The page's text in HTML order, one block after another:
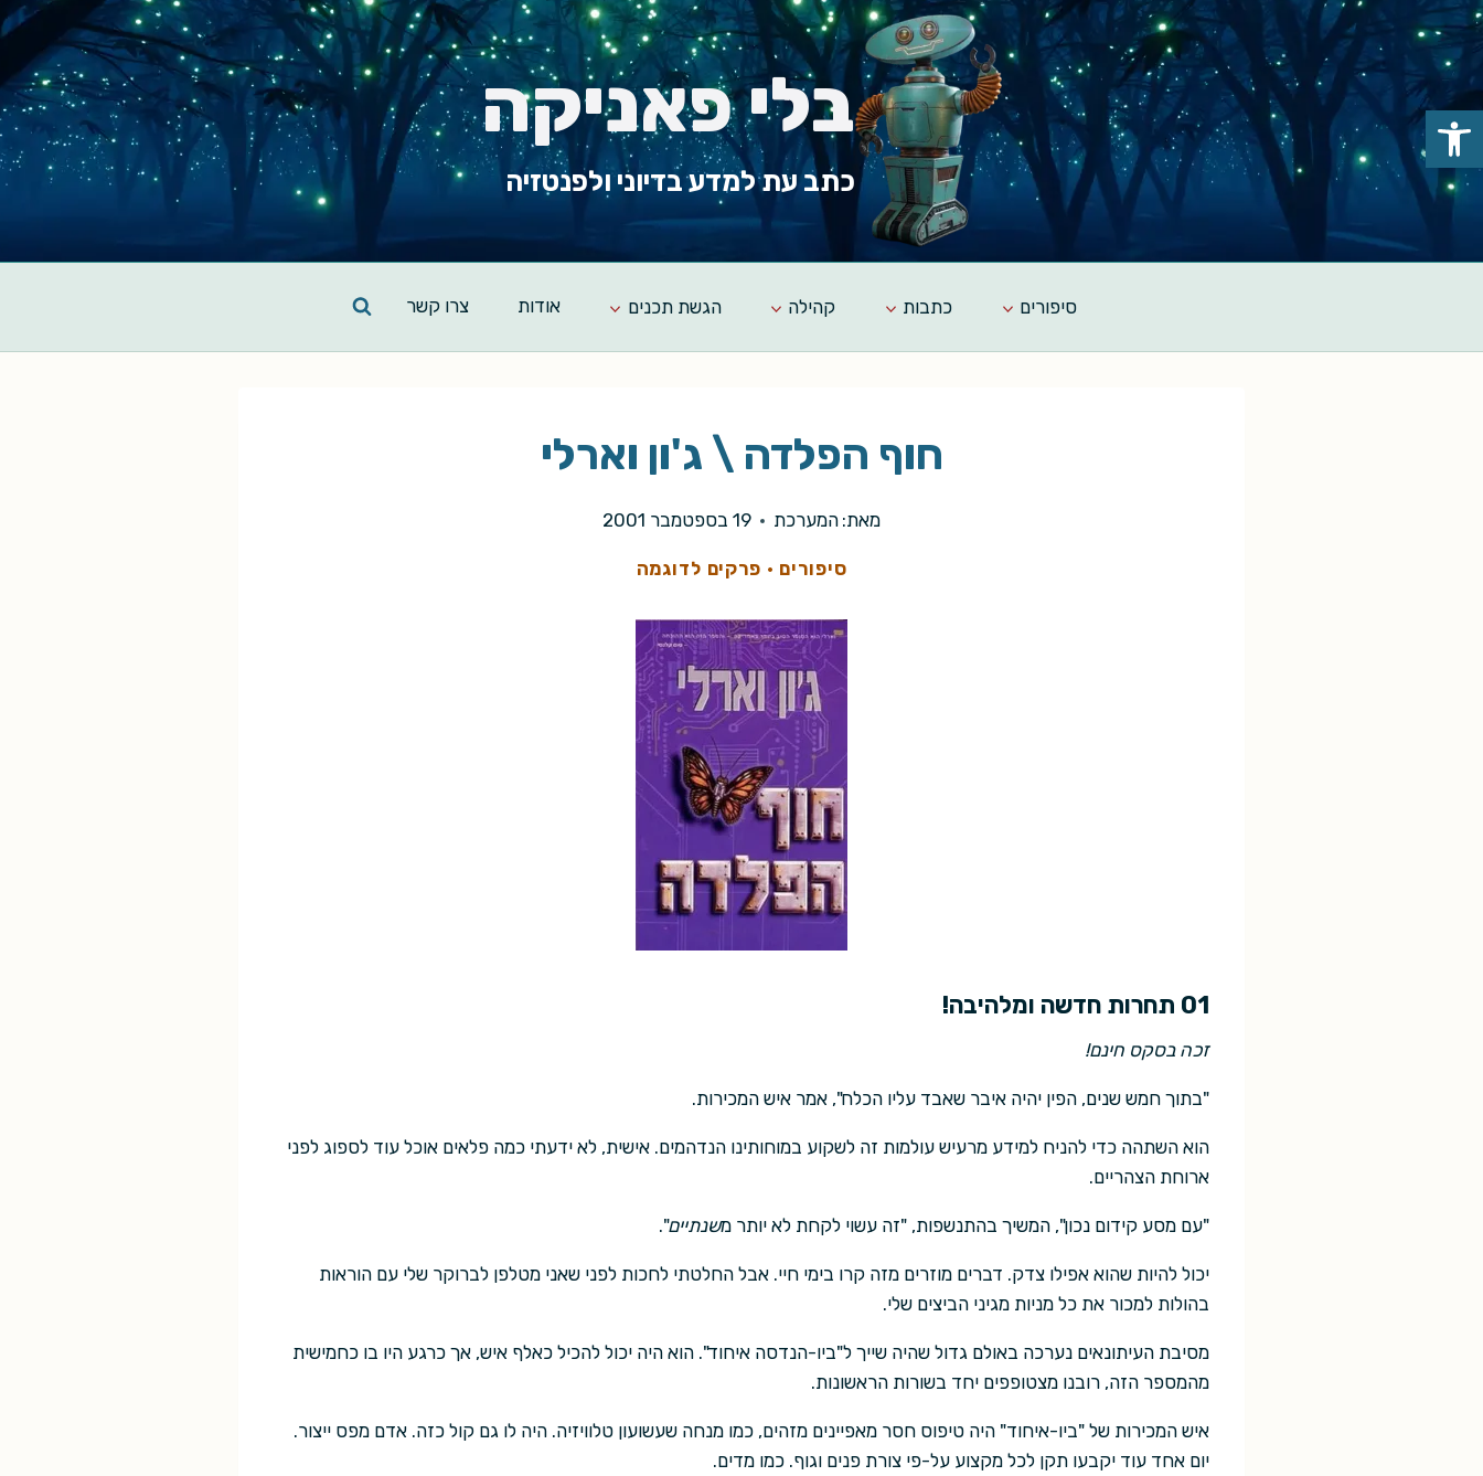
Skip
content
בלי פאניקה
כתב עת למדע בדיוני ולפנטזיה
סיפורים כתבות קהילה הגשת תכנים אודות צרו קשר
חוף הפלדה \ ג'ון וארלי
מאת: המערכת 19 בספטמבר 2001
סיפורים · פרקים לדוגמה
01 תחרות חדשה ומלהיבה!
זכה בסקס חינם!
"בתוך חמש שנים, הפין יהיה איבר שאבד עליו הכלח", אמר איש המכירות.
הוא השתהה כדי להניח למידע מרעיש עולמות זה לשקוע במוחותינו הנדהמים. אישית, לא ידעתי כמה פלאים אוכל עוד לספוג לפני
ארוחת הצהריים.
"עם מסע קידום נכון", המשיך בהתנשפות, "זה עשוי לקחת לא יותר משנתיים".
יכול להיות שהוא אפילו צדק. דברים מוזרים מזה קרו בימי חיי. אבל החלטתי לחכות לפני שאני מטלפן לברוקר שלי עם הוראות
בהולות למכור את כל מניות מגיני הביצים שלי.
מסיבת העיתונאים נערכה באולם גדול שהיה שייך ל"ביו-הנדסה איחוד". הוא היה יכול להכיל כאלף איש, אך כרגע היו בו כחמישית
מהמספר הזה, רובנו מצטופפים יחד בשורות הראשונות.
איש המכירות של "ביו-איחוד" היה טיפוס חסר מאפיינים מזהים, כמו מנחה שעשועון טלוויזיה. היה לו גם קול כזה. אדם מפס ייצור.
יום אחד עוד יקבעו תקן לכל מקצוע על-פי צורת פנים וגוף. כמו מדים.
פתח סרגל נגישות